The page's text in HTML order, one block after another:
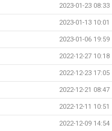
2023-01-23 08:33
2023-01-13 10:01
2023-01-06 19:59
2022-12-27 10:18
2022-12-23 17:05
2022-12-21 08:47
2022-12-11 10:51
2022-12-09 14:54